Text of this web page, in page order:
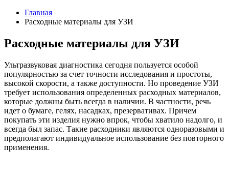
Главная
Расходные материалы для УЗИ
Расходные материалы для УЗИ
Ультразвуковая диагностика сегодня пользуется особой
популярностью за счет точности исследования и простоты,
высокой скорости, а также доступности. Но проведение УЗИ
требует использования определенных расходных материалов,
которые должны быть всегда в наличии. В частности, речь
идет о бумаге, гелях, насадках, презервативах. Причем
покупать эти изделия нужно впрок, чтобы хватило надолго, и
всегда был запас. Такие расходники являются одноразовыми и
предполагают индивидуальное использование без повторного
применения.